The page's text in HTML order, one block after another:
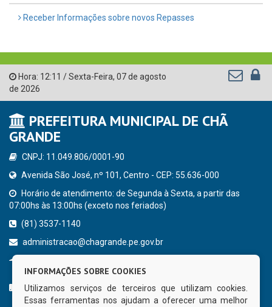
Receber Informações sobre novos Repasses
Hora: 12:11 /Sexta-Feira, 07 de agosto
de 2026
PREFEITURA MUNICIPAL DE CHÃ
GRANDE
CNPJ: 11.049.806/0001-90
Avenida São José, nº 101, Centro - CEP: 55.636-000
Horário de atendimento: de Segunda à Sexta, a partir das
07:00hs às 13:00hs (exceto nos feriados)
(81) 3537-1140
administracao@chagrande.pe.gov.br
CURTA NOSSA FAN PAGE
INFORMAÇÕES SOBRE COOKIES
Utilizamos serviços de terceiros que utilizam cookies.
Essas ferramentas nos ajudam a oferecer uma melhor